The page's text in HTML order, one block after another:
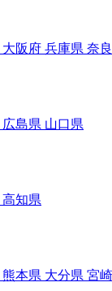
大阪府 兵庫県 奈
広島県 山口県
高知県
熊本県 大分県 宮